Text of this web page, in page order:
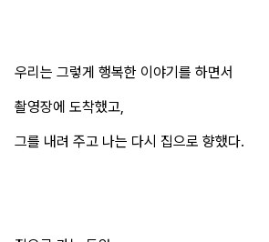
우리는 그렇게 행복한 이야기를 하면서
촬영장에 도착했고,
그를 내려 주고 나는 다시 집으로 향했다.